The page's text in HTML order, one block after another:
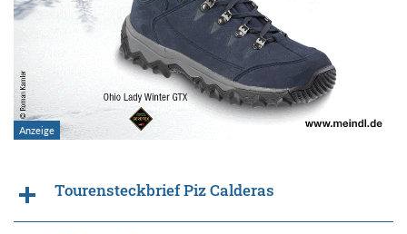
Tourensteckbrief Piz Calderas